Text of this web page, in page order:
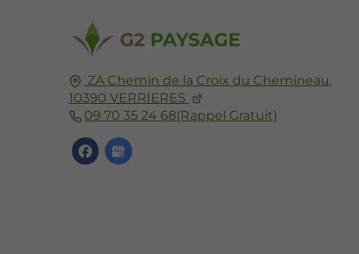
ZA Chemin de la Croix du Chemineau,
10390 VERRIERES
09 70 35 24 68(Rappel Gratuit)